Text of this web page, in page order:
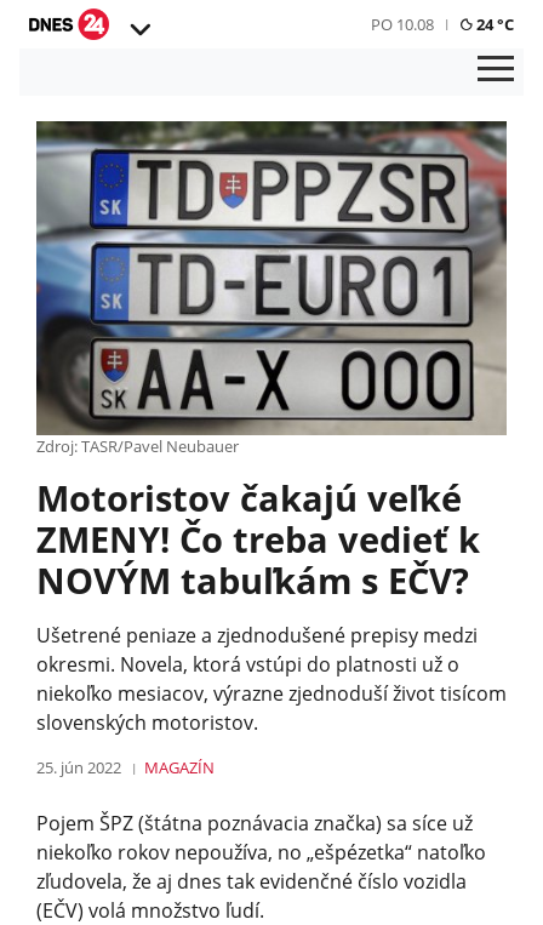
PO 10.08 24 °C
Zdroj: TASR/Pavel Neubauer
Motoristov čakajú veľké
ZMENY! Čo treba vedieť k
NOVÝM tabuľkám s EČV?
Ušetrené peniaze a zjednodušené prepisy medzi
okresmi. Novela, ktorá vstúpi do platnosti už o
niekoľko mesiacov, výrazne zjednoduší život tisícom
slovenských motoristov.
25. jún 2022 MAGAZÍN
Pojem ŠPZ (štátna poznávacia značka) sa síce už
niekoľko rokov nepoužíva, no „ešpézetka“ natoľko
zľudovela, že aj dnes tak evidenčné číslo vozidla
(EČV) volá množstvo ľudí.